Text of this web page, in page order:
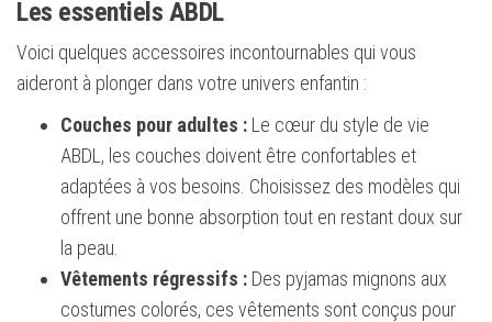
Les essentiels ABDL
Voici quelques accessoires incontournables qui vous
aideront à plonger dans votre univers enfantin :
Couches pour adultes : Le cœur du style de vie
ABDL, les couches doivent être confortables et
adaptées à vos besoins. Choisissez des modèles qui
offrent une bonne absorption tout en restant doux sur
la peau.
Vêtements régressifs : Des pyjamas mignons aux
costumes colorés, ces vêtements sont conçus pour